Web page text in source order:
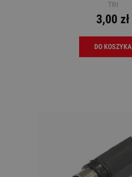
TRI
3,00 zł
DO KOSZYKA